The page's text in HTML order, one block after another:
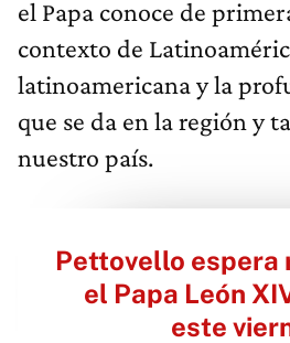
el Papa conoce de
contexto de
latinoamericana y la
que se da en la región y
nuestro país.
Pettovello espera
el Papa León
este